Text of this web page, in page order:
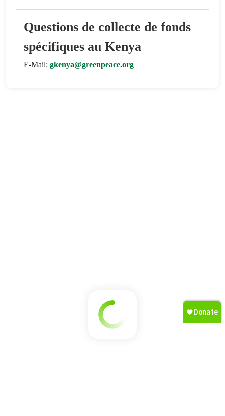
Questions de collecte de fonds
spécifiques au Kenya
E-Mail: gkenya@greenpeace.org